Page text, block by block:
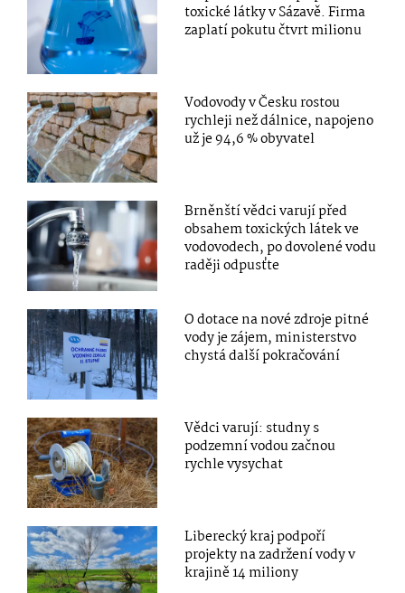
toxické látky v Sázavě. Firma
zaplatí pokutu čtvrt milionu
Vodovody v Česku rostou
rychleji než dálnice, napojeno
už je 94,6 % obyvatel
Brněnští vědci varují před
obsahem toxických látek ve
vodovodech, po dovolené vodu
raději odpusťte
O dotace na nové zdroje pitné
vody je zájem, ministerstvo
chystá další pokračování
Vědci varují: studny s
podzemní vodou začnou
rychle vysychat
Liberecký kraj podpoří
projekty na zadržení vody v
krajině 14 miliony